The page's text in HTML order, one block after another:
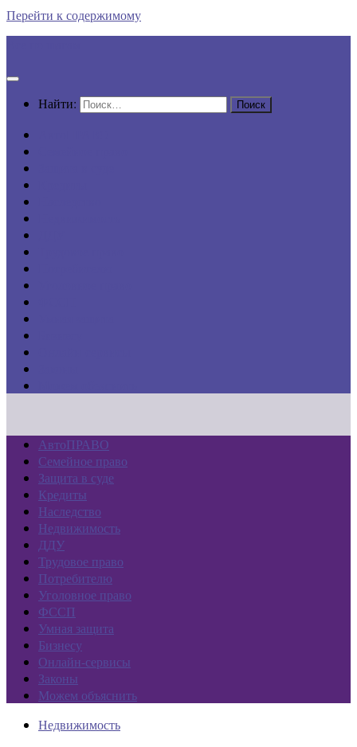
Перейти к содержимому
Найти:
АвтоПРАВО
Семейное право
Защита в суде
Кредиты
Наследство
Недвижимость
ДДУ
Трудовое право
Потребителю
Уголовное право
ФССП
Умная защита
Бизнесу
Онлайн-сервисы
Законы
Можем объяснить
Недвижимость